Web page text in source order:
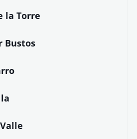
la Torre
Bustos